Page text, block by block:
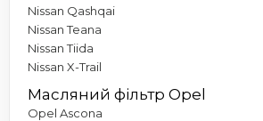
Nissan Qashqai
Nissan Teana
Nissan Tiida
Nissan X-Trail
Масляний фільтр Opel
Opel Ascona